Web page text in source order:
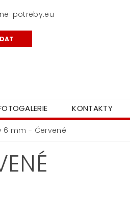
potreby.eu
KONTAKTY
6 mm - Červené